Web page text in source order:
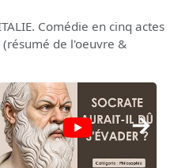
Comédie en cinq actes
de l'oeuvre &
→